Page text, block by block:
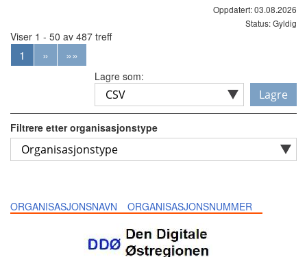
Oppdatert: 03.08.2026
Status: Gyldig
Viser 1 - 50 av 487 treff
1 » »»
Lagre som:
Lagre
Filtrere etter organisasjonstype
ORGANISASJONSNAVN ORGANISASJONSNUMMER